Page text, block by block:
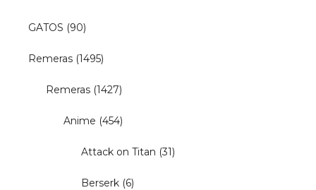
GATOS (90)
Remeras (1495)
Remeras (1427)
Anime (454)
Attack on Titan (31)
Berserk (6)